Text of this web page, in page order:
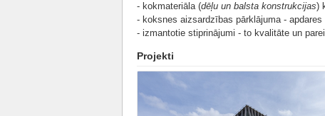
- kokmateriāla (dēļu un balsta konstrukcijas)
- koksnes aizsardzības pārklājuma -
- izmantotie stiprinājumi - to kvalitāte un
Projekti